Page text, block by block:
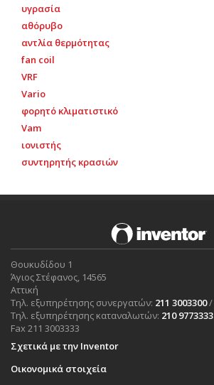
υγρασία
αθόρυβο
αντλία θερμότητας
fan coil
VRF
Vario
φορητό κλιματιστικό
Vam
ιονιστής
συντηρητής κρασιών
Θουκυδίδου 1
Άγιος Στέφανος, 14565
Αττική
Τηλ. εξυπηρέτησης συνεργατών: 211 3003300/
Τηλ. εξυπηρέτησης καταναλωτών: 210 9773333
Fax 211 3003333
Σχετικά με την Inventor
Οικονομικά στοιχεία